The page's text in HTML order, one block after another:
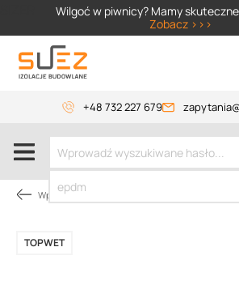
Wilgoć w piwnicy? Mamy
Zobacz >>>
+48 732 227 679
Wpusty i akcesoria
TOPWET